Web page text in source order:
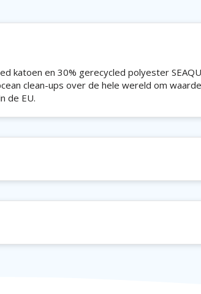
katoen en 30% gerecycled polyester
clean-ups over de hele wereld om
de EU.